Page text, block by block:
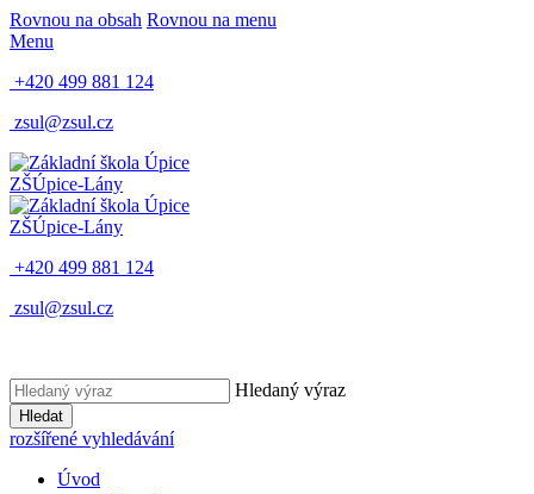
Rovnou na obsah Rovnou na menu
Menu
+420 499 881 124
zsul@zsul.cz
ZŠÚpice-Lány
ZŠÚpice-Lány
+420 499 881 124
zsul@zsul.cz
Hledaný výraz
Hledat
rozšířené vyhledávání
Úvod